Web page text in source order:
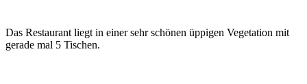
Das Restaurant liegt in einer sehr schönen üppigen Vegetation mit
gerade mal 5 Tischen.